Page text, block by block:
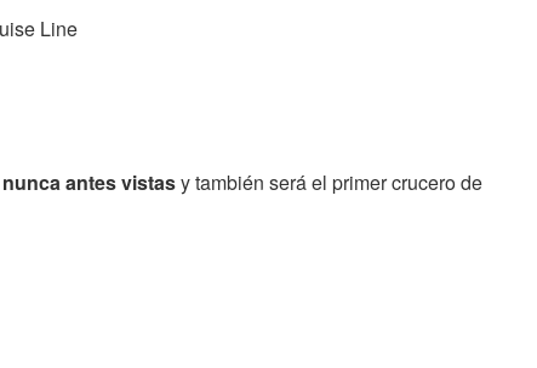
antes vistasy también será el primer crucero de